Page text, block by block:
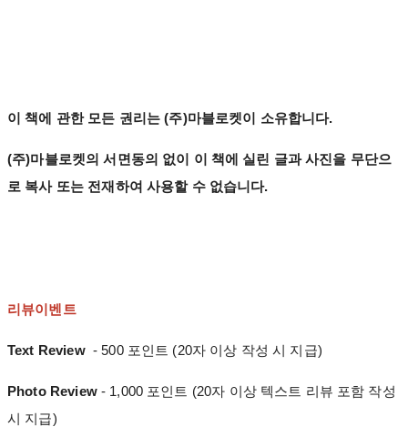
이 책에 관한 모든 권리는 (주)마블로켓이 소유합니다.
(주)마블로켓의 서면동의 없이 이 책에 실린 글과 사진을 무단으
로 복사 또는 전재하여 사용할 수 없습니다.
리뷰이벤트
Text Review- 500 포인트 (20자 이상 작성 시 지급)
Photo Review- 1,000 포인트 (20자 이상 텍스트 리뷰 포함 작성
시 지급)